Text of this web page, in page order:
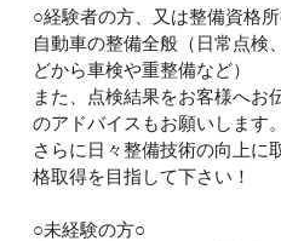
○経験者の方、又は整備資格
自動車の整備全般（日常点検
どから車検や重整備など）
また、点検結果をお客様へお
のアドバイスもお願いします。
さらに日々整備技術の向上に
格取得を目指して下さい！
○未経験の方○